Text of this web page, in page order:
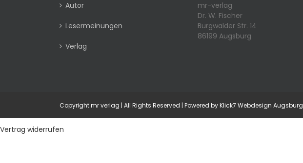
Autor
Lesermeinungen
Verlag
mr-verlag
Dr. W. Fischer
Burgwalder Str. 14
86199 Augsburg
Copyright mr verlag | All Rights Reserved | Powered by Klick7 Webdesign Augsburg
Vertrag widerrufen